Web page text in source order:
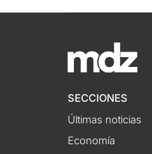
SECCIONES
Últimas noticias
Economía